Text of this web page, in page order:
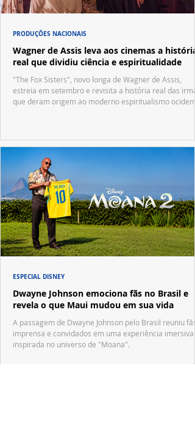
Wagner de Assis leva aos cinemas a história
real que dividiu ciência e espiritualidade
"The Fox Sisters", novo longa de Wagner de Assis,
estreia em setembro e revisita a história real das
que deram origem ao moderno espiritualismo
PRODUÇÕES NACIONAIS
Dwayne Johnson emociona fãs no Brasil e
revela o que Maui mudou em sua vida
A passagem de Dwayne Johnson pelo Brasil reuniu fãs,
imprensa e convidados em uma experiência imersiva
inspirada no universo de "Moana".
ESPECIAL DISNEY